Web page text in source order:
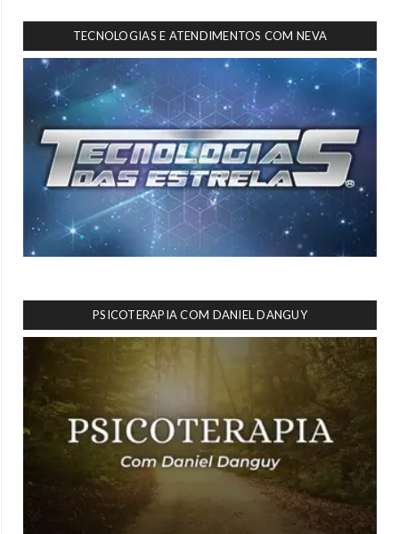
TECNOLOGIAS E ATENDIMENTOS COM NEVA
PSICOTERAPIA COM DANIEL DANGUY